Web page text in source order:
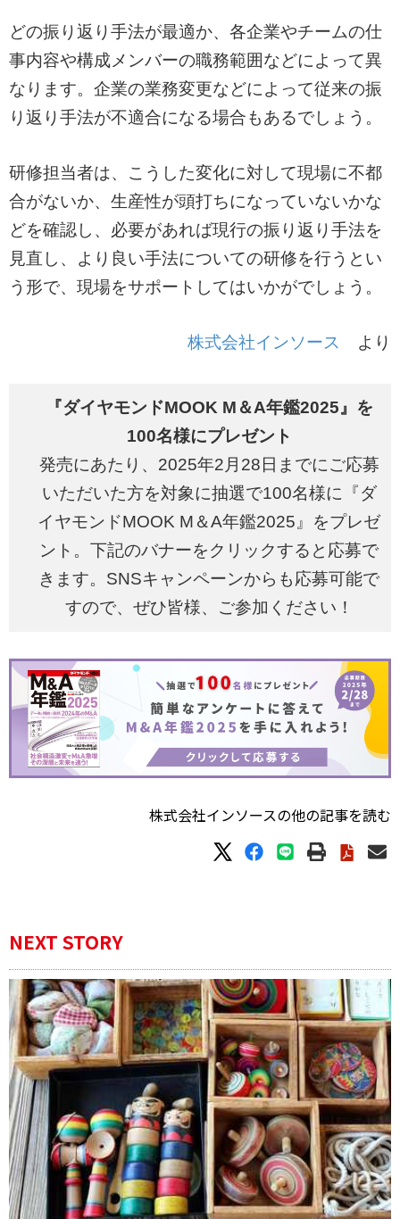
どの振り返り手法が最適か、各企業やチームの仕
事内容や構成メンバーの職務範囲などによって異
なります。企業の業務変更などによって従来の振
り返り手法が不適合になる場合もあるでしょう。
研修担当者は、こうした変化に対して現場に不都
合がないか、生産性が頭打ちになっていないかな
どを確認し、必要があれば現行の振り返り手法を
見直し、より良い手法についての研修を行うとい
う形で、現場をサポートしてはいかがでしょう。
株式会社インソース より
『ダイヤモンドMOOK M＆A年鑑2025』を
100名様にプレゼント
発売にあたり、2025年2月28日までにご応募
いただいた方を対象に抽選で100名様に『ダ
イヤモンドMOOK M＆A年鑑2025』をプレゼ
ント。下記のバナーをクリックすると応募で
きます。SNSキャンペーンからも応募可能で
すので、ぜひ皆様、ご参加ください！
株式会社インソースの他の記事を読む
NEXT STORY